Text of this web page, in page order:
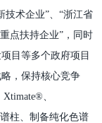
技术企业”、“浙江省
点扶持企业”，同时
目等多个政府项目
，保持核心竞争
、
柱、制备纯化色谱